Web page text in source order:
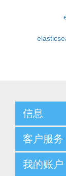
信息
客户服务
我的账户